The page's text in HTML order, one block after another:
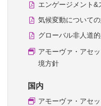
エンゲージメント&
気候変動について
グローバル非人道
アモーヴァ・アセ
境方針
国内
アモーヴァ・アセ